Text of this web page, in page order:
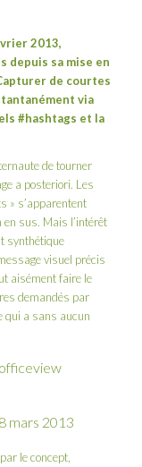
2013,
depuis sa mise en
de courtes
via
#hashtags et la
de tourner
a posteriori. Les
» s’apparentent
sus. Mais l’intérêt
synthétique
visuel précis
aisément faire le
demandés par
qui a sans aucun
mars 2013
le concept,